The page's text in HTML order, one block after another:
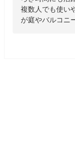
複数人でも使い
が庭やバルコニ